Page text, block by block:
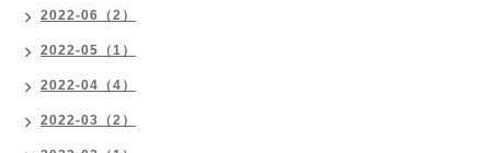
2022-06（2）
2022-05（1）
2022-04（4）
2022-03（2）